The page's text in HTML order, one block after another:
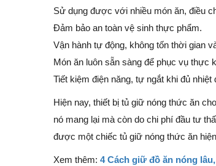
Sử dụng được với nhiều món ăn, điều
Đảm bảo an toàn vệ sinh thực phẩm.
Vận hành tự động, không tốn thời gian
Món ăn luôn sẵn sàng để phục vụ thực
Tiết kiệm điện năng, tự ngắt khi đủ
Hiện nay, thiết bị tủ giữ nóng thức ăn
nó mang lại mà còn do chi phí đầu tư
được một chiếc tủ giữ nóng thức ăn
Xem thêm: 4 Cách giữ đồ ăn nóng